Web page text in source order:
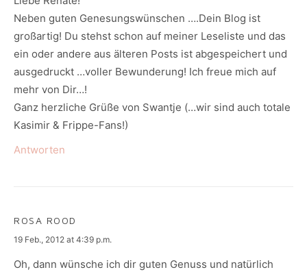
Neben guten Genesungswünschen ….Dein Blog ist
großartig! Du stehst schon auf meiner Leseliste und das
ein oder andere aus älteren Posts ist abgespeichert und
ausgedruckt …voller Bewunderung! Ich freue mich auf
mehr von Dir…!
Ganz herzliche Grüße von Swantje (…wir sind auch totale
Kasimir & Frippe-Fans!)
Antworten
ROSA ROOD
says:
19 Feb., 2012 at 4:39 p.m.
Oh, dann wünsche ich dir guten Genuss und natürlich